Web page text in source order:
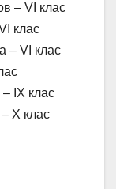
– VI клас
клас
– VI клас
IX клас
X клас